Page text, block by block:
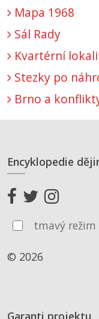
Mapa 1968
Sál Rady
Kvartérní
Stezky po
Brno a
Encyklopedie
tmavý režim
© 2026
Garanti projektu